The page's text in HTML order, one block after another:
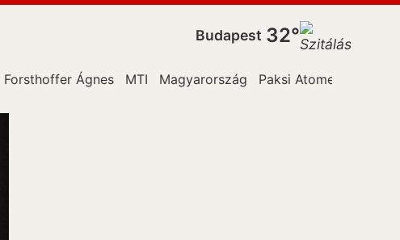
Budapest 32°
Forsthoffer Ágnes MTI Magyarország Paksi Atomerőműben